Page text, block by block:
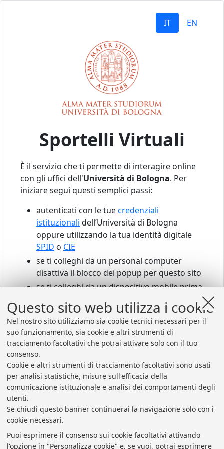
Questo sito web utilizza i cookie
Nel nostro sito utilizziamo sia cookie tecnici necessari per il
suo funzionamento, sia cookie e altri strumenti di
tracciamento facoltativi che potrai attivare solo con il tuo
consenso.
Cookie e altri strumenti di tracciamento facoltativi sono usati
per analisi statistiche, misure sull'efficacia della
comunicazione istituzionale e analisi dei comportamenti degli
utenti.
Se chiudi questo banner continuerai la navigazione solo con i
cookie necessari.
Puoi esprimere il consenso sui cookie facoltativi attivando
l'opzione in "Personalizza cookie" e, se vuoi, potrai esprimere
IT EN
Sportelli Virtuali
È il servizio che ti permette di interagire online
con gli uffici dell'Università di Bologna. Per
iniziare segui questi semplici passi:
autenticati con le tuecredenziali
istituzionali dell’Università di Bologna
oppure utilizzando la tua identità digitale
SPID o CIE
se ti colleghi da un personal computer
disattiva il blocco dei popup per questo sito
se ti colleghi da un dispositivo mobile prima
Accedi agli sportelli virtuali